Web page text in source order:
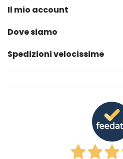
Il mio account
Dove siamo
Spedizioni velocissime